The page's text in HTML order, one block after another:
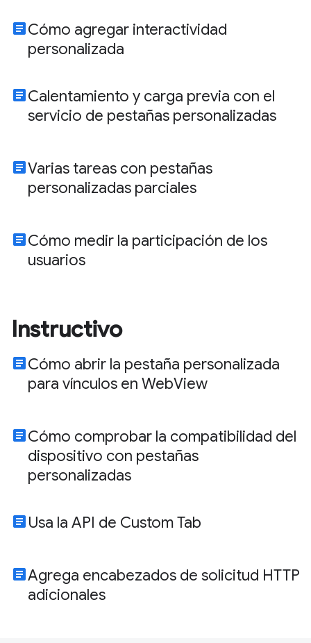
articleCómo agregar interactividad
personalizada
articleCalentamiento y carga previa con el
servicio de pestañas personalizadas
articleVarias tareas con pestañas
personalizadas parciales
articleCómo medir la participación de los
usuarios
Instructivo
articleCómo abrir la pestaña personalizada
para vínculos en WebView
articleCómo comprobar la compatibilidad del
dispositivo con pestañas
personalizadas
article Usa la API de Custom Tab
articleAgrega encabezados de solicitud HTTP
adicionales